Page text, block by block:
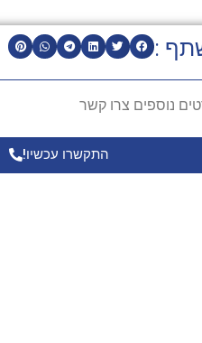
:
נוספים צרו קשר
התקשרו עכשיו!